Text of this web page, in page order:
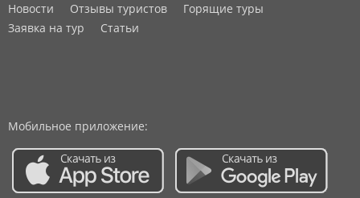
Новости Отзывы туристов
Горящие туры
Заявка на тур
Статьи
Мобильное приложение: